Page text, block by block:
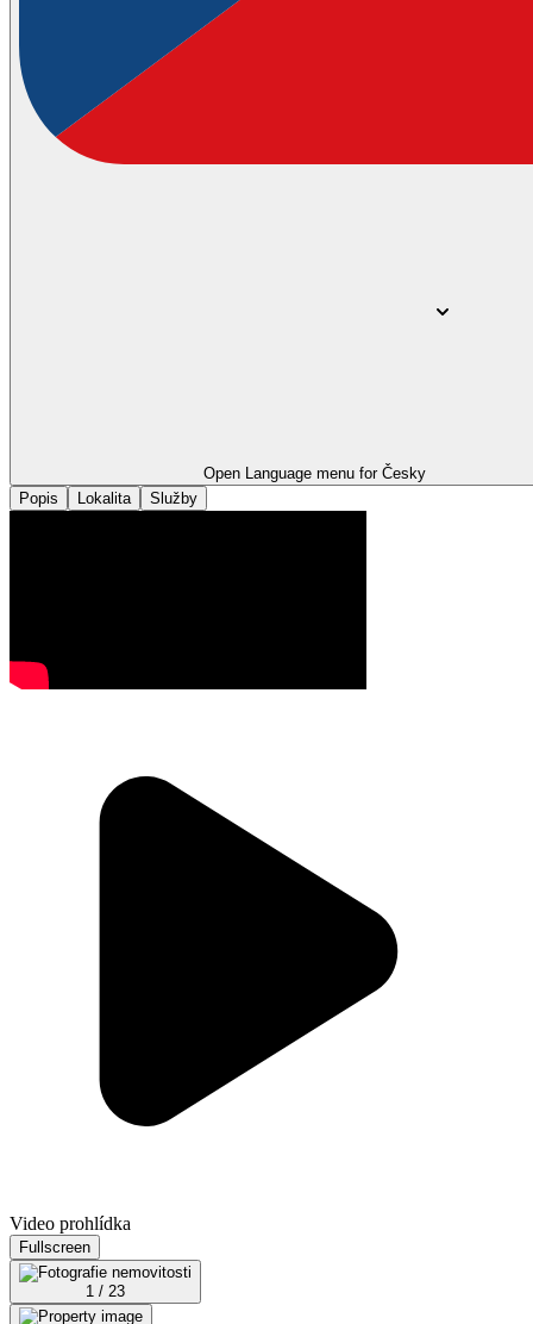
Open Language menu for Česky
Popis
Lokalita Služby
Video prohlídka
Fullscreen
1 / 23